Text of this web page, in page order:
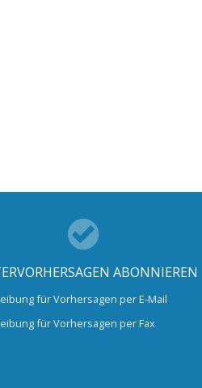
ABONNIEREN
für Vorhersagen per E-Mail
für Vorhersagen per Fax